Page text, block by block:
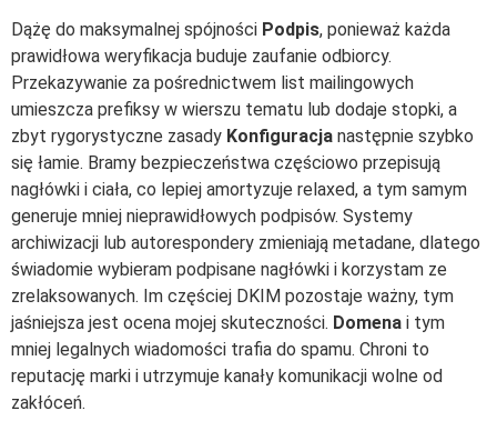
Dążę do maksymalnej spójności Podpis, ponieważ każda
prawidłowa weryfikacja buduje zaufanie odbiorcy.
Przekazywanie za pośrednictwem list mailingowych
umieszcza prefiksy w wierszu tematu lub dodaje stopki, a
zbyt rygorystyczne zasady Konfiguracja następnie szybko
się łamie. Bramy bezpieczeństwa częściowo przepisują
nagłówki i ciała, co lepiej amortyzuje relaxed, a tym samym
generuje mniej nieprawidłowych podpisów. Systemy
archiwizacji lub autorespondery zmieniają metadane, dlatego
świadomie wybieram podpisane nagłówki i korzystam ze
zrelaksowanych. Im częściej DKIM pozostaje ważny, tym
jaśniejsza jest ocena mojej skuteczności. Domena i tym
mniej legalnych wiadomości trafia do spamu. Chroni to
reputację marki i utrzymuje kanały komunikacji wolne od
zakłóceń.